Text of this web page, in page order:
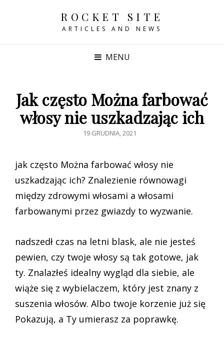
ROCKET SITE
ARTICLES AND NEWS
MENU
Jak często Można farbować
włosy nie uszkadzając ich
POSTED
19 GRUDNIA, 2021
jak często Można farbować włosy nie
uszkadzając ich? Znalezienie równowagi
między zdrowymi włosami a włosami
farbowanymi przez gwiazdy to wyzwanie.
nadszedł czas na letni blask, ale nie jesteś
pewien, czy twoje włosy są tak gotowe, jak
ty. Znalazłeś idealny wygląd dla siebie, ale
wiąże się z wybielaczem, który jest znany z
suszenia włosów. Albo twoje korzenie już się
Pokazują, a Ty umierasz za poprawkę.